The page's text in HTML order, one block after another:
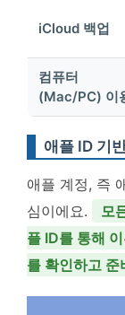
iCloud 백업
컴퓨터
(Mac/PC) 이
애플 ID 기
애플 계정, 즉
심이에요.
모
플 ID를 통해
를 확인하고